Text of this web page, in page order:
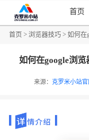
首页
首页 >浏览器技巧 > 如何在
如何在google浏
来源：克罗米小站官